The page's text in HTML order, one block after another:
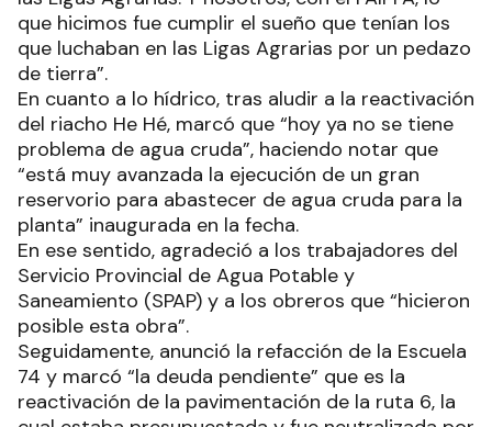
que hicimos fue cumplir el sueño que tenían los
que luchaban en las Ligas Agrarias por un pedazo
de tierra”.
En cuanto a lo hídrico, tras aludir a la reactivación
del riacho He Hé, marcó que “hoy ya no se tiene
problema de agua cruda”, haciendo notar que
“está muy avanzada la ejecución de un gran
reservorio para abastecer de agua cruda para la
planta” inaugurada en la fecha.
En ese sentido, agradeció a los trabajadores del
Servicio Provincial de Agua Potable y
Saneamiento (SPAP) y a los obreros que “hicieron
posible esta obra”.
Seguidamente, anunció la refacción de la Escuela
74 y marcó “la deuda pendiente” que es la
reactivación de la pavimentación de la ruta 6, la